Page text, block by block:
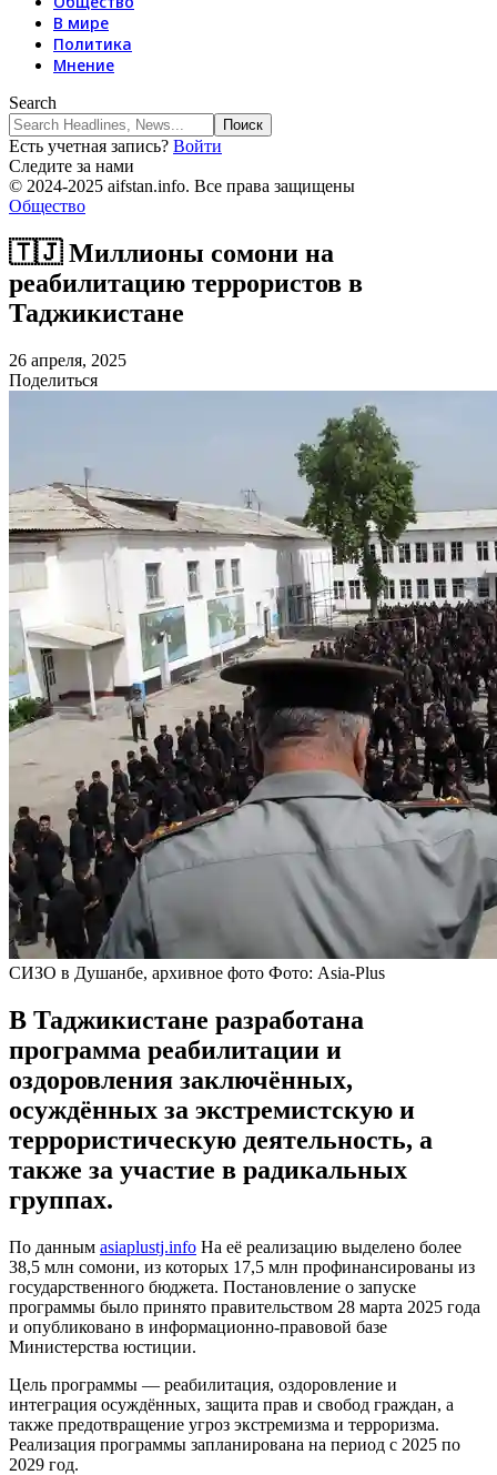
В мире
Политика
Мнение
Search
Есть учетная запись? Войти
Следите за нами
© 2024-2025 aifstan.info. Все права защищены
Общество
🇹🇯 Миллионы сомони на
реабилитацию террористов в
Таджикистане
26 апреля, 2025
Поделиться
СИЗО в Душанбе, архивное фото Фото: Asia-Plus
В Таджикистане разработана
программа реабилитации и
оздоровления заключённых,
осуждённых за экстремистскую и
террористическую деятельность, а
также за участие в радикальных
группах.
По данным asiaplustj.info На её реализацию выделено более
38,5 млн сомони, из которых 17,5 млн профинансированы из
государственного бюджета. Постановление о запуске
программы было принято правительством 28 марта 2025 года
и опубликовано в информационно-правовой базе
Министерства юстиции.
Цель программы — реабилитация, оздоровление и
интеграция осуждённых, защита прав и свобод граждан, а
также предотвращение угроз экстремизма и терроризма.
Реализация программы запланирована на период с 2025 по
2029 год.